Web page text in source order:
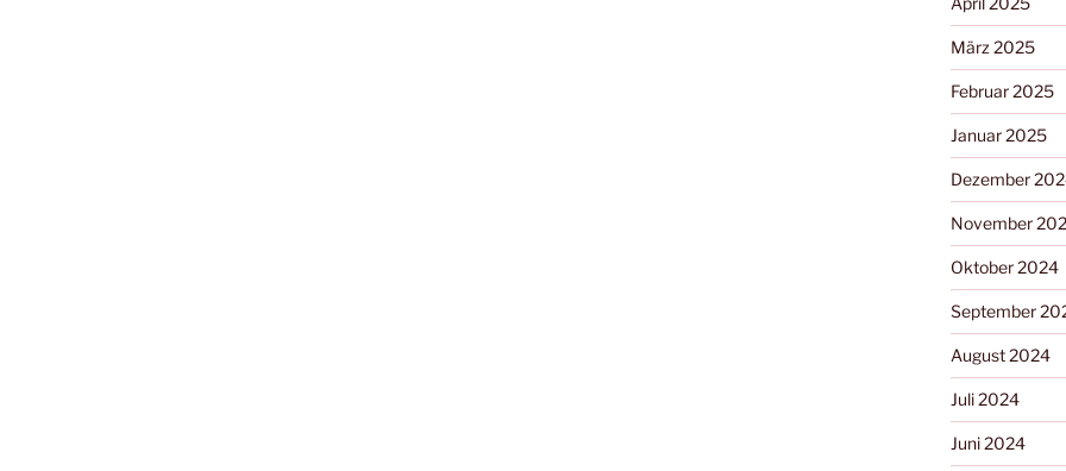
März 2025
Februar 2025
Januar 2025
Dezember
November
Oktober 2024
September
August 2024
Juli 2024
Juni 2024